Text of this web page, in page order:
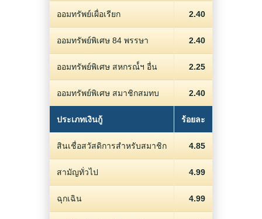
ออมทรัพย์เผื่อเรียก 2.40
ออมทรัพย์พิเศษ 84 พรรษา 2.40
ออมทรัพย์พิเศษ สหกรณ์์ฯ อื่น 2.25
ออมทรัพย์พิเศษ สมาชิกสมทบ 2.40
ประเภทเงินกู้ ร้อยละ
สินเชื่อสวัสดิการสำหรับสมาชิก 4.85
สามัญทั่วไป 4.99
ฉุกเฉิน 4.99